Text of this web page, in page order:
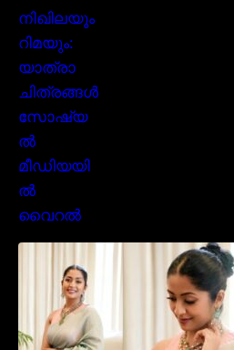
സാരിയിൽ
പ്രിയ താരം
favourite actress